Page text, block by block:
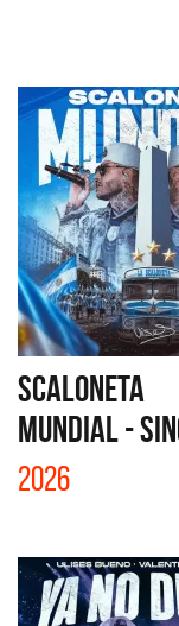
SCALONETA
MUNDIAL -
2026